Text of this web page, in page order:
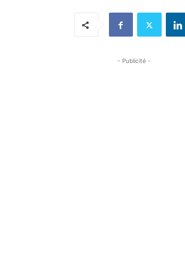
- Publicité -